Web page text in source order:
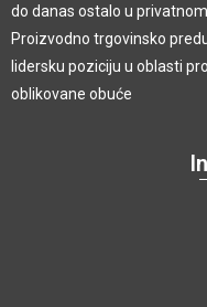
do danas ostalo u
Proizvodno trgovinsko
lidersku poziciju u oblasti
oblikovane obuće